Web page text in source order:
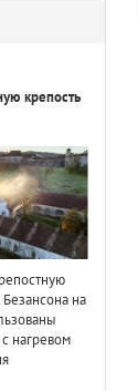
крепость
на
нагревом